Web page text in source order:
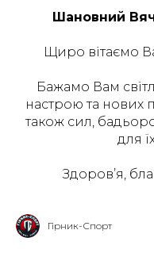
Шановний
Щиро вітаємо
Бажамо Вам
настрою та нових
також сил,
для
Здоров’я,
Гірник-Спорт